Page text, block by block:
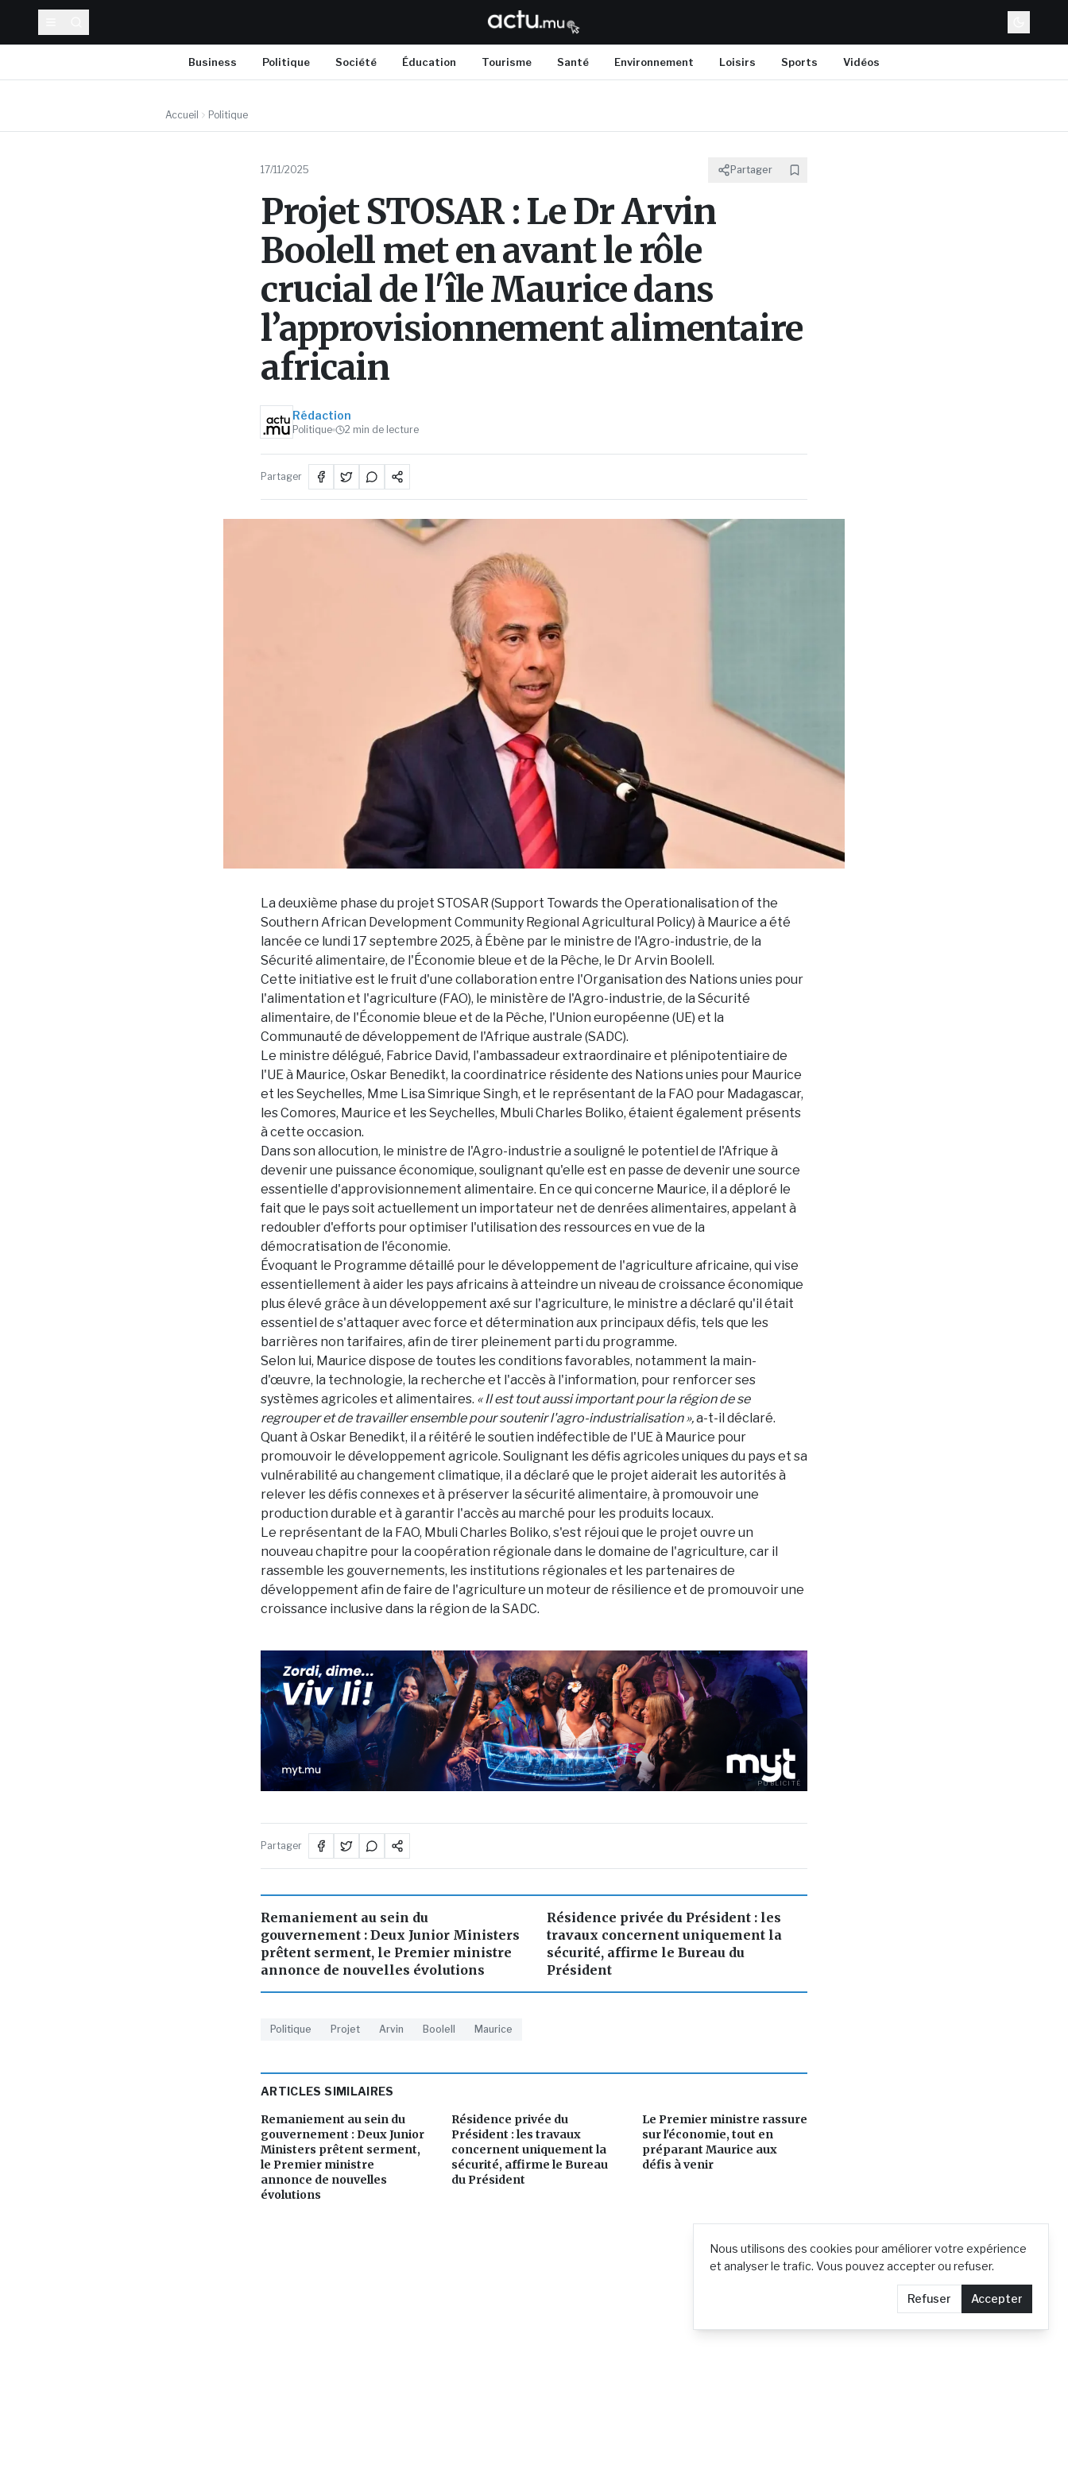
Business Politique Société Éducation Tourisme Santé Environnement Loisirs Sports Vidéos
Nous utilisons des cookies pour améliorer votre expérience
et analyser le trafic. Vous pouvez accepter ou refuser.
Refuser Accepter
Accueil Politique
17/11/2025 Partager
Projet STOSAR : Le Dr Arvin
Boolell met en avant le rôle
crucial de l'île Maurice dans
l’approvisionnement alimentaire
africain
Rédaction
Politique 2 min de lecture
Partager
La deuxième phase du projet STOSAR (Support Towards the Operationalisation of the
Southern African Development Community Regional Agricultural Policy) à Maurice a été
lancée ce lundi 17 septembre 2025, à Ébène par le ministre de l'Agro-industrie, de la
Sécurité alimentaire, de l'Économie bleue et de la Pêche, le Dr Arvin Boolell.
Cette initiative est le fruit d'une collaboration entre l'Organisation des Nations unies pour
l'alimentation et l'agriculture (FAO), le ministère de l'Agro-industrie, de la Sécurité
alimentaire, de l'Économie bleue et de la Pêche, l'Union européenne (UE) et la
Communauté de développement de l'Afrique australe (SADC).
Le ministre délégué, Fabrice David, l'ambassadeur extraordinaire et plénipotentiaire de
l'UE à Maurice, Oskar Benedikt, la coordinatrice résidente des Nations unies pour Maurice
et les Seychelles, Mme Lisa Simrique Singh, et le représentant de la FAO pour Madagascar,
les Comores, Maurice et les Seychelles, Mbuli Charles Boliko, étaient également présents
à cette occasion.
Dans son allocution, le ministre de l'Agro-industrie a souligné le potentiel de l'Afrique à
devenir une puissance économique, soulignant qu'elle est en passe de devenir une source
essentielle d'approvisionnement alimentaire. En ce qui concerne Maurice, il a déploré le
fait que le pays soit actuellement un importateur net de denrées alimentaires, appelant à
redoubler d'efforts pour optimiser l'utilisation des ressources en vue de la
démocratisation de l'économie.
Évoquant le Programme détaillé pour le développement de l'agriculture africaine, qui vise
essentiellement à aider les pays africains à atteindre un niveau de croissance économique
plus élevé grâce à un développement axé sur l'agriculture, le ministre a déclaré qu'il était
essentiel de s'attaquer avec force et détermination aux principaux défis, tels que les
barrières non tarifaires, afin de tirer pleinement parti du programme.
Selon lui, Maurice dispose de toutes les conditions favorables, notamment la main-
d'œuvre, la technologie, la recherche et l'accès à l'information, pour renforcer ses
systèmes agricoles et alimentaires. « Il est tout aussi important pour la région de se
regrouper et de travailler ensemble pour soutenir l'agro-industrialisation »,a-t-il déclaré.
Quant à Oskar Benedikt, il a réitéré le soutien indéfectible de l'UE à Maurice pour
promouvoir le développement agricole. Soulignant les défis agricoles uniques du pays et sa
vulnérabilité au changement climatique, il a déclaré que le projet aiderait les autorités à
relever les défis connexes et à préserver la sécurité alimentaire, à promouvoir une
production durable et à garantir l'accès au marché pour les produits locaux.
Le représentant de la FAO, Mbuli Charles Boliko, s'est réjoui que le projet ouvre un
nouveau chapitre pour la coopération régionale dans le domaine de l'agriculture, car il
rassemble les gouvernements, les institutions régionales et les partenaires de
développement afin de faire de l'agriculture un moteur de résilience et de promouvoir une
croissance inclusive dans la région de la SADC.
PUBLICITÉ
Partager
Remaniement au sein du
gouvernement : Deux Junior Ministers
prêtent serment, le Premier ministre
annonce de nouvelles évolutions
Résidence privée du Président : les
travaux concernent uniquement la
sécurité, affirme le Bureau du
Président
Politique Projet Arvin Boolell Maurice
ARTICLES SIMILAIRES
Remaniement au sein du
gouvernement : Deux Junior
Ministers prêtent serment,
le Premier ministre
annonce de nouvelles
évolutions
Résidence privée du
Président : les travaux
concernent uniquement la
sécurité, affirme le Bureau
du Président
Le Premier ministre rassure
sur l'économie, tout en
préparant Maurice aux
défis à venir